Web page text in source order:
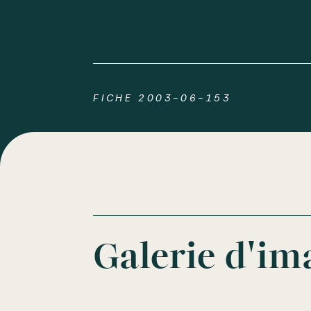
FICHE 2003-06-153
Galerie